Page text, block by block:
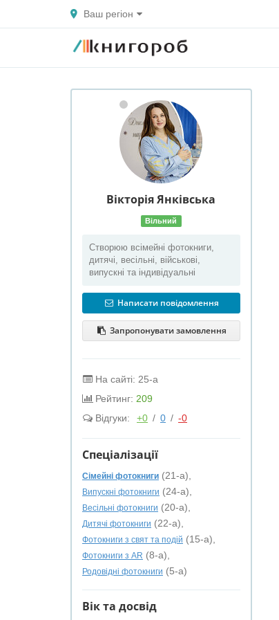
Ваш регіон
ВікторіяЯнківська
Вільний
Створюю всімейні фотокниги,
дитячі, весільні, військові,
випускні та індивідуальні
Написати повідомлення
Запропонувати замовлення
На сайті: 25-а
Рейтинг: 209
Відгуки:
+0 / 0 / -0
Спеціалізації
Сімейні фотокниги (21-а),
Випускні фотокниги (24-а),
Весільні фотокниги (20-а),
Дитячі фотокниги (22-а),
Фотокниги з свят та подій (15-а),
Фотокниги з AR (8-а),
Родовідні фотокниги (5-а)
Вік та досвід